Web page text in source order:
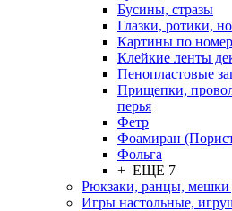
Бусины, стразы
Глазки, ротики,
Картины по
Клейкие ленты
Пенопластовые
Прищепки,
перья
Фетр
Фоамиран
Фольга
+ ЕЩЕ 7
Рюкзаки, ранцы, мешки
Игры настольные,